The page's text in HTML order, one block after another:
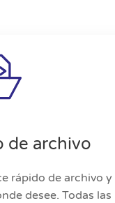
de archivo
rápido de archivo y
desee. Todas las